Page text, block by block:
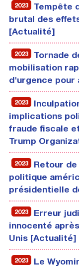
2023
Tempête
brutal des
[Actualité]
2023
Tornade
mobilisation
d'urgence
2023
implications
fraude fiscale
Trump
2023
Retour de
politique
présidentielle
2023
Erreur
innocenté
Unis [Actualité]
2023
Le